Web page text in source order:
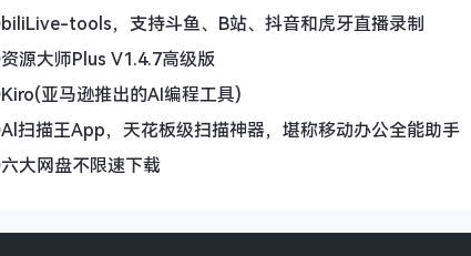
biliLive-tools，支持斗鱼、B站、抖音和虎牙直播录制
资源大师Plus V1.4.7高级版
Kiro(亚马逊推出的AI编程工具)
Al扫描王App，天花板级扫描神器，堪称移动办公全能助手
六大网盘不限速下载